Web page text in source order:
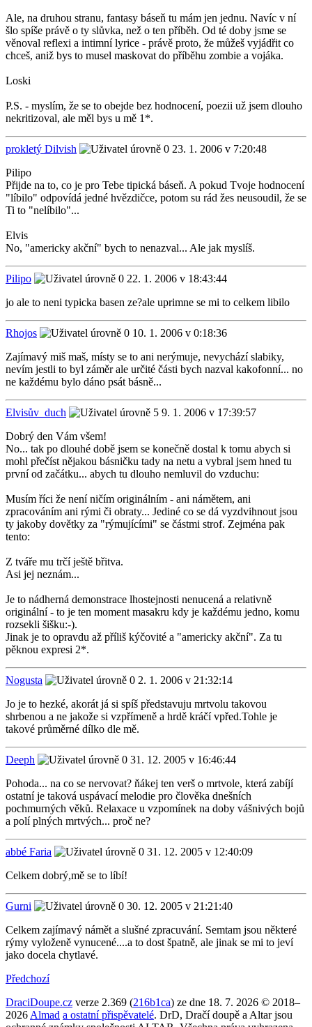
Ale, na druhou stranu, fantasy báseň tu mám jen jednu. Navíc v ní
šlo spíše právě o ty slůvka, než o ten příběh. Od té doby jsme se
věnoval reflexi a intimní lyrice - právě proto, že můžeš vyjádřit co
chceš, aniž bys to musel maskovat do příběhu zombie a vojáka.
Loski
P.S. - myslím, že se to obejde bez hodnocení, poezii už jsem dlouho
nekritizoval, ale měl bys u mě 1*.
prokletý Dilvish
23. 1. 2006 v 7:20:48
Pilipo
Přijde na to, co je pro Tebe tipická báseň. A pokud Tvoje hodnocení
"líbilo" odpovídá jedné hvězdičce, potom su rád žes neusoudil, že se
Ti to "nelíbilo"...
Elvis
No, "americky akční" bych to nenazval... Ale jak myslíš.
Pilipo
22. 1. 2006 v 18:43:44
jo ale to neni typicka basen ze?ale uprimne se mi to celkem libilo
Rhojos
10. 1. 2006 v 0:18:36
Zajímavý miš maš, místy se to ani nerýmuje, nevychází slabiky,
nevím jestli to byl záměr ale určité části bych nazval kakofonní... no
ne každému bylo dáno psát básně...
Elvisův_duch
9. 1. 2006 v 17:39:57
Dobrý den Vám všem!
No... tak po dlouhé době jsem se konečně dostal k tomu abych si
mohl přečíst nějakou básničku tady na netu a vybral jsem hned tu
první od začátku... abych tu dlouho nemluvil do vzduchu:
Musím říci že není ničím originálním - ani námětem, ani
zpracováním ani rými či obraty... Jediné co se dá vyzdvihnout jsou
ty jakoby dovětky za "rýmujícími" se částmi strof. Zejména pak
tento:
Z tváře mu trčí ještě břitva.
Asi jej neznám...
Je to nádherná demonstrace lhostejnosti nenucená a relativně
originální - to je ten moment masakru kdy je každému jedno, komu
rozsekli šišku:-).
Jinak je to opravdu až příliš kýčovité a "americky akční". Za tu
pěknou expresi 2*.
Nogusta
2. 1. 2006 v 21:32:14
Jo je to hezké, akorát já si spíš představuju mrtvolu takovou
shrbenou a ne jakože si vzpřímeně a hrdě kráčí vpřed.Tohle je
takové průměrné dílko dle mě.
Deeph
31. 12. 2005 v 16:46:44
Pohoda... na co se nervovat? ňákej ten verš o mrtvole, která zabíjí
ostatní je taková uspávací melodie pro člověka dnešních
pochmurných věků. Relaxace u vzpomínek na doby vášnivých bojů
a polí plných mrtvých... proč ne?
abbé Faria
31. 12. 2005 v 12:40:09
Celkem dobrý,mě se to líbí!
Gurni
30. 12. 2005 v 21:21:40
Celkem zajímavý námět a slušné zpracuvání. Semtam jsou některé
rýmy vyloženě vynucené....a to dost špatně, ale jinak se mi to jeví
jako docela chytlavé.
Předchozí
DraciDoupe.cz verze 2.369 (216b1ca) ze dne 18. 7. 2026 © 2018–
2026 Almad a ostatní přispěvatelé. DrD, Dračí doupě a Altar jsou